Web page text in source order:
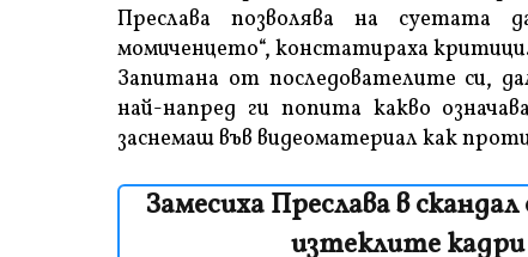
Преслава позволява на суетата
момиченцето“, констатираха
Запитана от последователите си,
най-напред ги попита какво
заснемаш във видеоматериал как
Замесиха Преслава в
изтеклите